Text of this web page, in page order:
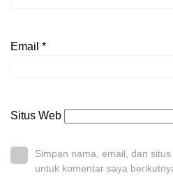
Email *
Situs Web
Simpan nama, email, dan
untuk komentar saya